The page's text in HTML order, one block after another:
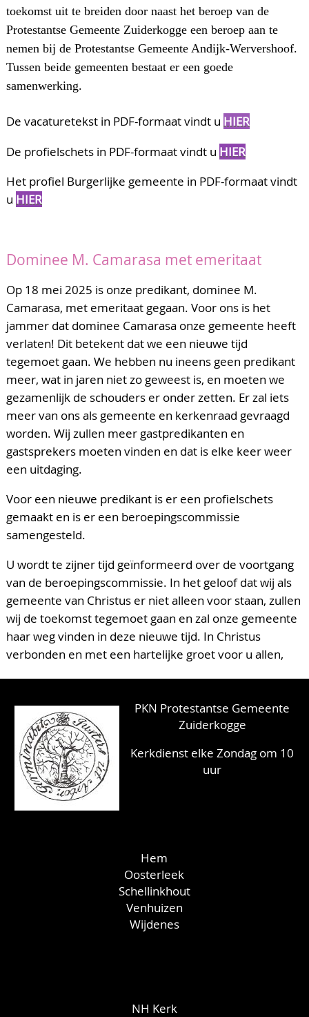
toekomst uit te breiden door naast het beroep van de
Protestantse Gemeente Zuiderkogge een beroep aan te
nemen bij de Protestantse Gemeente Andijk-Wervershoof.
Tussen beide gemeenten bestaat er een goede
samenwerking.
De vacaturetekst in PDF-formaat vindt u HIER
De profielschets in PDF-formaat vindt u HIER
Het profiel Burgerlijke gemeente in PDF-formaat vindt
u HIER
Dominee M. Camarasa met emeritaat
Op 18 mei 2025 is onze predikant, dominee M.
Camarasa, met emeritaat gegaan. Voor ons is het
jammer dat dominee Camarasa onze gemeente heeft
verlaten! Dit betekent dat we een nieuwe tijd
tegemoet gaan. We hebben nu ineens geen predikant
meer, wat in jaren niet zo geweest is, en moeten we
gezamenlijk de schouders er onder zetten. Er zal iets
meer van ons als gemeente en kerkenraad gevraagd
worden. Wij zullen meer gastpredikanten en
gastsprekers moeten vinden en dat is elke keer weer
een uitdaging.
Voor een nieuwe predikant is er een profielschets
gemaakt en is er een beroepingscommissie
samengesteld.
U wordt te zijner tijd geïnformeerd over de voortgang
van de beroepingscommissie. In het geloof dat wij als
gemeente van Christus er niet alleen voor staan, zullen
wij de toekomst tegemoet gaan en zal onze gemeente
haar weg vinden in deze nieuwe tijd. In Christus
verbonden en met een hartelijke groet voor u allen,
PKN Protestantse Gemeente
Zuiderkogge
Kerkdienst elke Zondag om 10
uur
Hem
Oosterleek
Schellinkhout
Venhuizen
Wijdenes
NH Kerk